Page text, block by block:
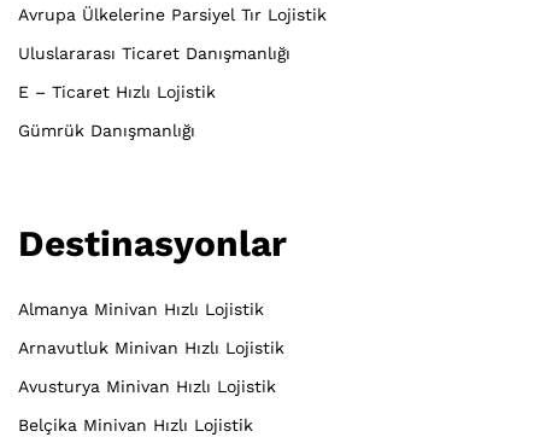
Avrupa Ülkelerine Parsiyel Tır Lojistik
Uluslararası Ticaret Danışmanlığı
E – Ticaret Hızlı Lojistik
Gümrük Danışmanlığı
Destinasyonlar
Almanya Minivan Hızlı Lojistik
Arnavutluk Minivan Hızlı Lojistik
Avusturya Minivan Hızlı Lojistik
Belçika Minivan Hızlı Lojistik